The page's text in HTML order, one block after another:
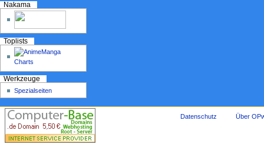
Nakama
Toplists
Werkzeuge
Spezialseiten
Datenschutz Über